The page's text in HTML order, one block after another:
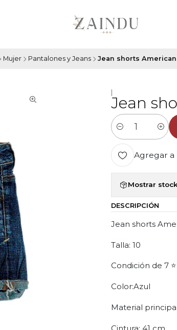
Mujer Pantalones y Jeans Jean shorts American
Jean
Cantidad
Agregar a
Mostrar
DESCRIPCIÓN
Jean shorts
Talla: 10
Condición de 7 ⭐:
Color:Azul
Material